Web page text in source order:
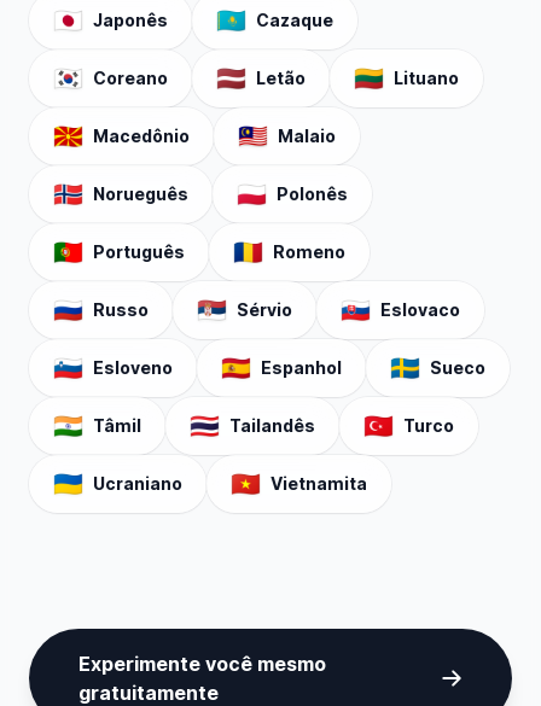
🇯🇵 Japonês 🇰🇿 Cazaque
🇰🇷 Coreano 🇱🇻 Letão 🇱🇹 Lituano
🇲🇰 Macedônio 🇲🇾 Malaio
🇳🇴 Norueguês 🇵🇱 Polonês
🇵🇹 Português 🇷🇴 Romeno
🇷🇺 Russo 🇷🇸 Sérvio 🇸🇰 Eslovaco
🇸🇮 Esloveno 🇪🇸 Espanhol 🇸🇪 Sueco
🇮🇳 Tâmil 🇹🇭 Tailandês 🇹🇷 Turco
🇺🇦 Ucraniano 🇻🇳 Vietnamita
Experimente você mesmo
gratuitamente